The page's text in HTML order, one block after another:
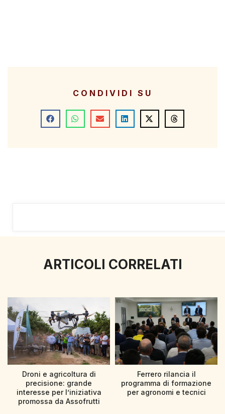
CONDIVIDI SU
ARTICOLI CORRELATI
Droni e agricoltura di
precisione: grande
interesse per l’iniziativa
promossa da Assofrutti
Ferrero rilancia il
programma di formazione
per agronomi e tecnici